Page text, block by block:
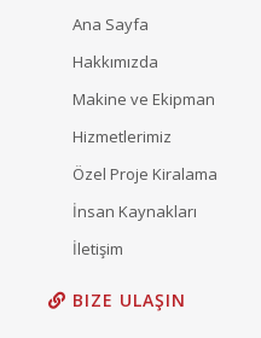
Ana Sayfa
Hakkımızda
Makine ve Ekipman
Hizmetlerimiz
Özel Proje Kiralama
İnsan Kaynakları
İletişim
BIZE ULAŞIN